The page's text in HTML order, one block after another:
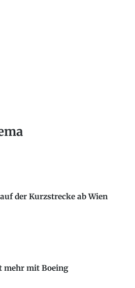
der Kurzstrecke ab Wien
mehr mit Boeing